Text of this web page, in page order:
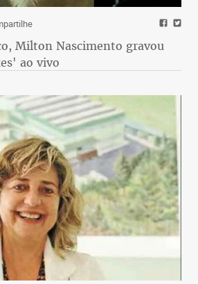
Milton Nascimento gravou
ao vivo